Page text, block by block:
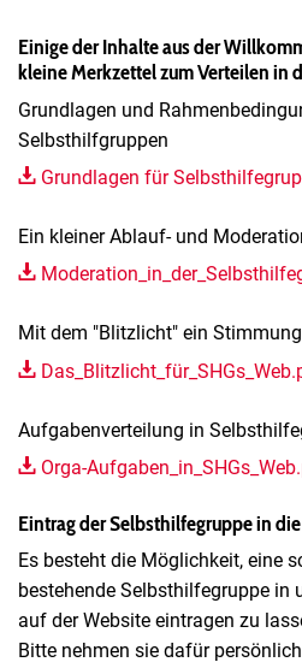
Einige der Inhalte aus der
kleine Merkzettel zum Verteilen in
Grundlagen und
Selbsthilfgruppen
Grundlagen für
Ein kleiner Ablauf- und
Mit dem "Blitzlicht" ein
Aufgabenverteilung in
Orga-
Eintrag der Selbsthilfegruppe in
Es besteht die Möglichkeit, eine
bestehende Selbsthilfegruppe in
auf der Website eintragen zu
Bitte nehmen sie dafür